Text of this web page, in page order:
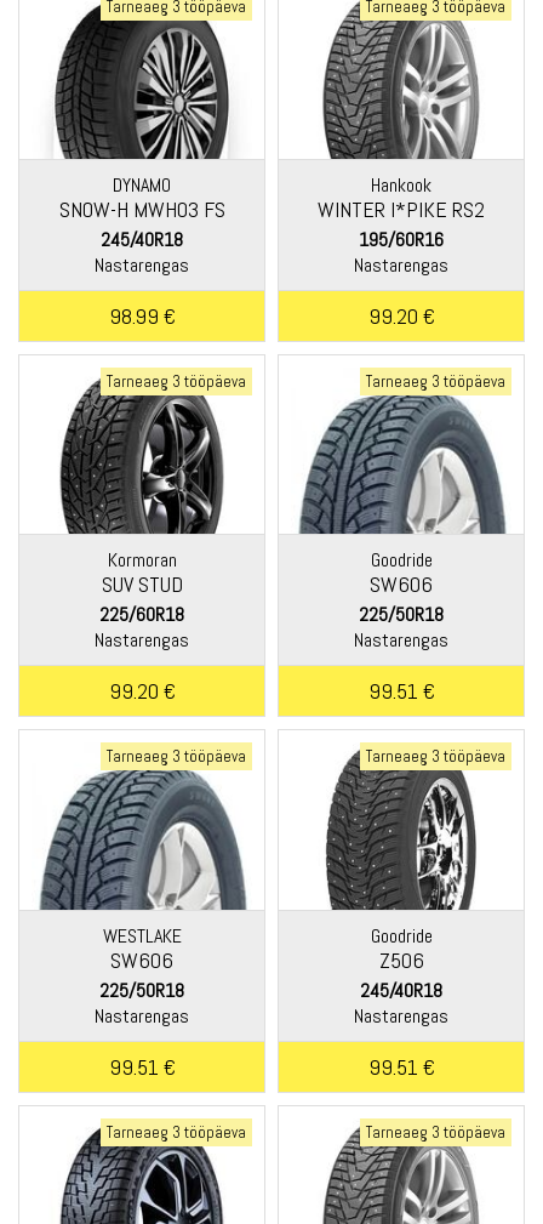
Tarneaeg 3 tööpäeva
DYNAMO
SNOW-H MWH03 FS
245/40R18
Nastarengas
98.99 €
Tarneaeg 3 tööpäeva
Hankook
WINTER I*PIKE RS2
(W429)
195/60R16
Nastarengas
99.20 €
Tarneaeg 3 tööpäeva
Kormoran
SUV STUD
225/60R18
Nastarengas
99.20 €
Tarneaeg 3 tööpäeva
Goodride
SW606
225/50R18
Nastarengas
99.51 €
Tarneaeg 3 tööpäeva
WESTLAKE
SW606
225/50R18
Nastarengas
99.51 €
Tarneaeg 3 tööpäeva
Goodride
Z506
245/40R18
Nastarengas
99.51 €
Tarneaeg 3 tööpäeva Tarneaeg 3 tööpäeva